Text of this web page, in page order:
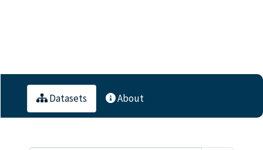
Datasets About